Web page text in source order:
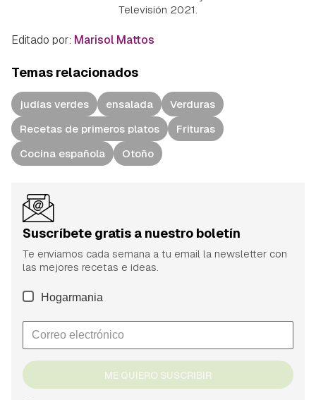
Televisión 2021.
Editado por: Marisol Mattos
Temas relacionados
judías verdes ensalada
Verduras
Recetas de primeros platos
Frituras
Cocina española
Otoño
Suscríbete gratis a nuestro boletín
Te enviamos cada semana a tu email la newsletter con
las mejores recetas e ideas.
Hogarmania
ME QUIERO SUSCRIBIR